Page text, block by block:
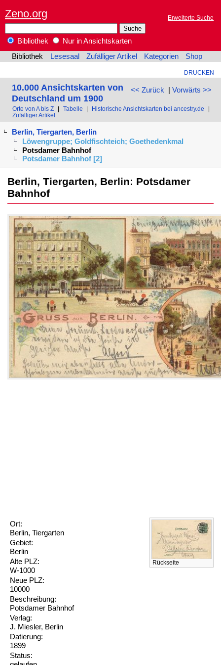
Zeno.org Erweiterte Suche
Bibliothek
Nur in Ansichtskarten
Bibliothek
Lesesaal Zufälliger Artikel Kategorien Shop
DRUCKEN
<< Zurück | Vorwärts >>
10.000 Ansichtskarten von
Deutschland um 1900
Orte von A bis Z Tabelle Historische Ansichtskarten bei ancestry.de
Zufälliger Artikel
Berlin, Tiergarten, Berlin
Löwengruppe; Goldfischteich; Goethedenkmal
Potsdamer Bahnhof
Potsdamer Bahnhof [2]
Berlin, Tiergarten, Berlin: Potsdamer
Bahnhof
Rückseite
Ort:
Berlin, Tiergarten
Gebiet:
Berlin
Alte PLZ:
W-1000
Neue PLZ:
10000
Beschreibung:
Potsdamer Bahnhof
Verlag:
J. Miesler, Berlin
Datierung:
1899
Status: